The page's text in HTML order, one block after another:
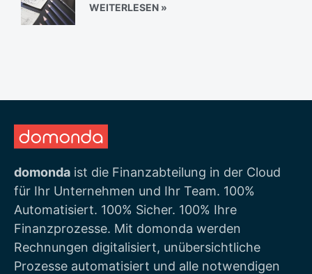
WEITERLESEN »
domonda ist die Finanzabteilung in der Cloud
für Ihr Unternehmen und Ihr Team. 100%
Automatisiert. 100% Sicher. 100% Ihre
Finanzprozesse. Mit domonda werden
Rechnungen digitalisiert, unübersichtliche
Prozesse automatisiert und alle notwendigen